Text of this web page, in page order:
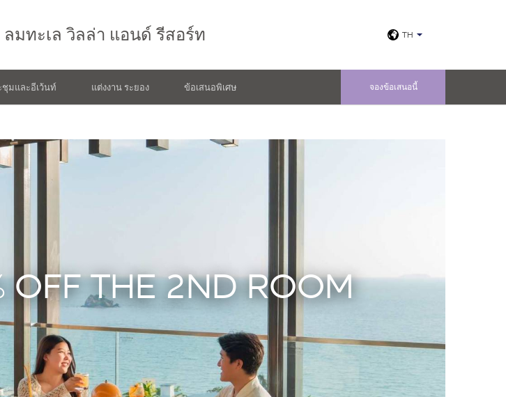
ลมทะเล วิลล่า แอนด์ รีสอร์ท TH
ชุมและอีเว้นท์ แต่งงาน ระยอง ข้อเสนอพิเศษ จองข้อเสนอนี้
OFF THE 2ND ROOM